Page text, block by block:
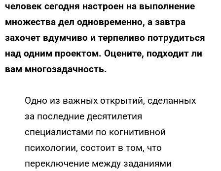
человек сегодня настроен на выполнение
множества дел одновременно, а завтра
захочет вдумчиво и терпеливо потрудиться
над одним проектом. Оцените, подходит ли
вам многозадачность.
Одно из важных открытий, сделанных
за последние десятилетия
специалистами по когнитивной
психологии, состоит в том, что
переключение между заданиями